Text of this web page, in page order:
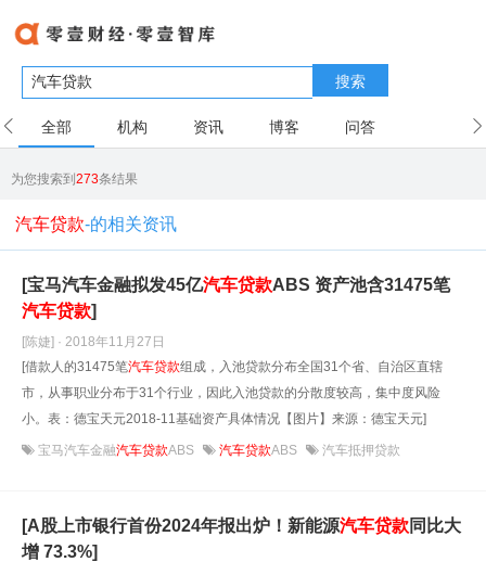
搜索
全部 机构 资讯 博客 问答
为您搜索到273条结果
汽车贷款-的相关资讯
[宝马汽车金融拟发45亿汽车贷款ABS 资产池含31475笔
汽车贷款]
[陈婕] · 2018年11月27日
[借款人的31475笔汽车贷款组成，入池贷款分布全国31个省、自治区直辖
市，从事职业分布于31个行业，因此入池贷款的分散度较高，集中度风险
小。表：德宝天元2018-11基础资产具体情况【图片】来源：德宝天元]
宝马汽车金融汽车贷款ABS 汽车贷款ABS 汽车抵押贷款
[A股上市银行首份2024年报出炉！新能源汽车贷款同比大
增 73.3%]